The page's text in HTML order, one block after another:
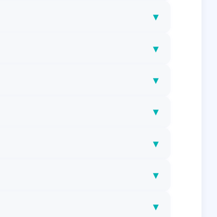
▾
▾
▾
▾
▾
▾
▾